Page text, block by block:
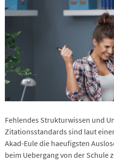
Fehlendes Strukturwissen und
Zitationsstandards sind laut
Akad-Eule die haeufigsten
beim Uebergang von der Schule